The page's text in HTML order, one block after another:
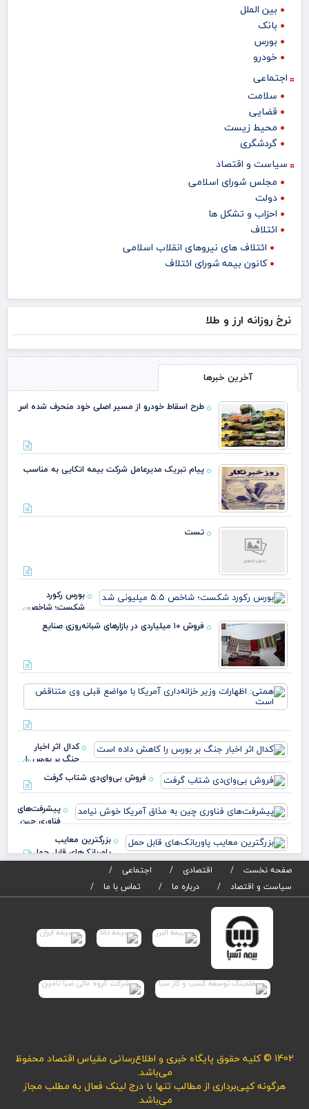
بین الملل
بانک
بورس
خودرو
اجتماعی
سلامت
قضایی
محیط زیست
گردشگری
سیاست و اقتصاد
مجلس شورای اسلامی
دولت
احزاب و تشکل ها
ائتلاف
ائتلاف های نیروهای انقلاب اسلامی
کانون بیمه شورای ائتلاف
نرخ روزانه ارز و طلا
آخرین خبرها
طرح اسقاط خودرو از مسیر اصلی خود منحرف شده اس
پیام تبریک مدیرعامل شرکت بیمه اتکایی به مناسب
تست
بورس رکورد
شکست؛ شاخص
۵.۵ میلیونی شد
فروش ۱۰ میلیاردی در بازارهای شبانه‌روزی صنایع
کدال اثر اخبار
جنگ بر بورس را
کاهش داده است
فروش بی‌وای‌دی شتاب گرفت
پیشرفت‌های
فناوری چین
آمریکا خوش
نیام
بزرگترین معایب
پاوربانک‌های قابل حمل
صفحه نخست
اقتصادی
اجتماعی
سیاست و اقتصاد
درباره ما تماس با ما
1402 © کلیه حقوق پایگاه خبری و اطلاع‌رسانی مقیاس اقتصاد محفوظ
می‌باشد.
هرگونه کپی‌برداری از مطالب تنها با درج لینک فعال به مطلب مجاز
می‌باشد.